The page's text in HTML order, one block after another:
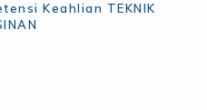
Keahlian TEKNIK